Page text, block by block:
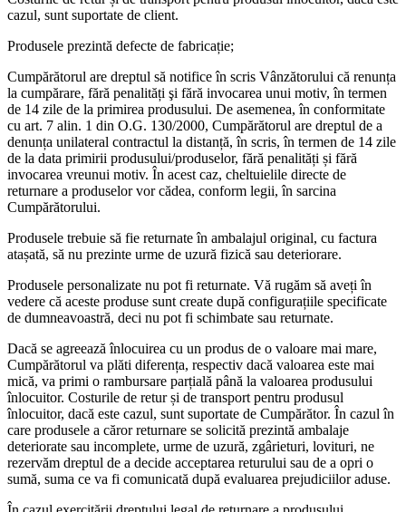
cazul, sunt suportate de client.
Produsele prezintă defecte de fabricație;
Cumpărătorul are dreptul să notifice în scris Vânzătorului că renunța
la cumpărare, fără penalități şi fără invocarea unui motiv, în termen
de 14 zile de la primirea produsului. De asemenea, în conformitate
cu art. 7 alin. 1 din O.G. 130/2000, Cumpărătorul are dreptul de a
denunța unilateral contractul la distanță, în scris, în termen de 14 zile
de la data primirii produsului/produselor, fără penalități și fără
invocarea vreunui motiv. În acest caz, cheltuielile directe de
returnare a produselor vor cădea, conform legii, în sarcina
Cumpărătorului.
Produsele trebuie să fie returnate în ambalajul original, cu factura
atașată, să nu prezinte urme de uzură fizică sau deteriorare.
Produsele personalizate nu pot fi returnate. Vă rugăm să aveți în
vedere că aceste produse sunt create după configurațiile specificate
de dumneavoastră, deci nu pot fi schimbate sau returnate.
Dacă se agreează înlocuirea cu un produs de o valoare mai mare,
Cumpărătorul va plăti diferența, respectiv dacă valoarea este mai
mică, va primi o rambursare parțială până la valoarea produsului
înlocuitor. Costurile de retur și de transport pentru produsul
înlocuitor, dacă este cazul, sunt suportate de Cumpărător. În cazul în
care produsele a căror returnare se solicită prezintă ambalaje
deteriorate sau incomplete, urme de uzură, zgârieturi, lovituri, ne
rezervăm dreptul de a decide acceptarea returului sau de a opri o
sumă, suma ce va fi comunicată după evaluarea prejudiciilor aduse.